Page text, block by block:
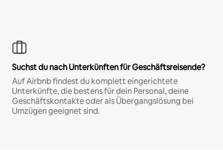
Suchst du nach Unterkünften für Geschäftsreisende?
Auf Airbnb findest du komplett eingerichtete
Unterkünfte, die bestens für dein Personal, deine
Geschäftskontakte oder als Übergangslösung bei
Umzügen geeignet sind.